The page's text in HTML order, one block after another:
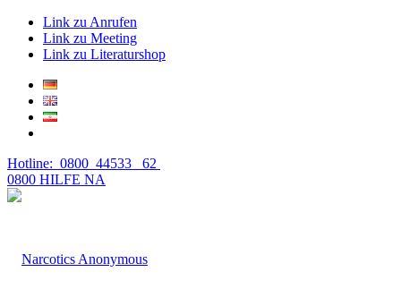
Link zu Anrufen
Link zu Meeting
Link zu Literaturshop
Hotline: 0800 44533 62
0800 HILFE NA